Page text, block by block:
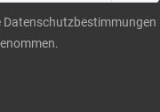
Datenschutzbestimmungen